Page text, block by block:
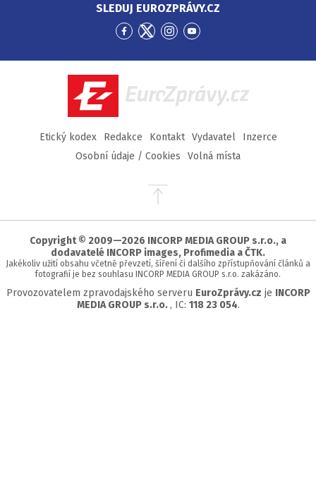
SLEDUJ EUROZPRÁVY.CZ
Přejít
Facebook
Přejít
Twitter
Přejít
Instagram
Přejít
YouTube
EuroZprávy.cz
Etický kodex Redakce Kontakt Vydavatel
Inzerce
Osobní údaje / Cookies
Volná místa
Přejít
stránky
Copyright © 2009—2026 INCORP MEDIA GROUP s.r.o., a
dodavatelé INCORP images, Profimedia a ČTK.
Jakékoliv užití obsahu včetně převzetí, šíření či dalšího zpřístupňování článků a
fotografií je bez souhlasu INCORP MEDIA GROUP s.r.o. zakázáno.
Provozovatelem zpravodajského serveru EuroZprávy.cz je INCORP
MEDIA GROUP s.r.o. , IC: 118 23 054.